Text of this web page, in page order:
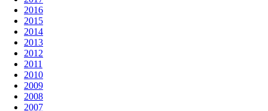
2016
2015
2014
2013
2012
2011
2010
2009
2008
2007